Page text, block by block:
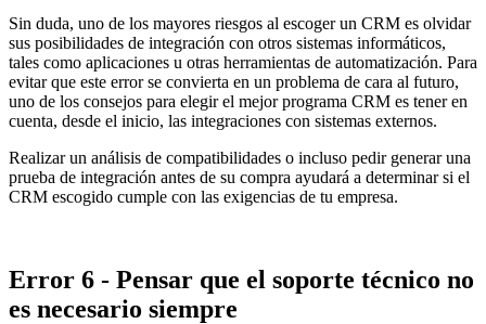
Sin duda, uno de los mayores riesgos al escoger un CRM es olvidar
sus posibilidades de integración con otros sistemas informáticos,
tales como aplicaciones u otras herramientas de automatización. Para
evitar que este error se convierta en un problema de cara al futuro,
uno de los consejos para elegir el mejor programa CRM es tener en
cuenta, desde el inicio, las integraciones con sistemas externos.
Realizar un análisis de compatibilidades o incluso pedir generar una
prueba de integración antes de su compra ayudará a determinar si el
CRM escogido cumple con las exigencias de tu empresa.
Error 6 - Pensar que el soporte técnico no
es necesario siempre